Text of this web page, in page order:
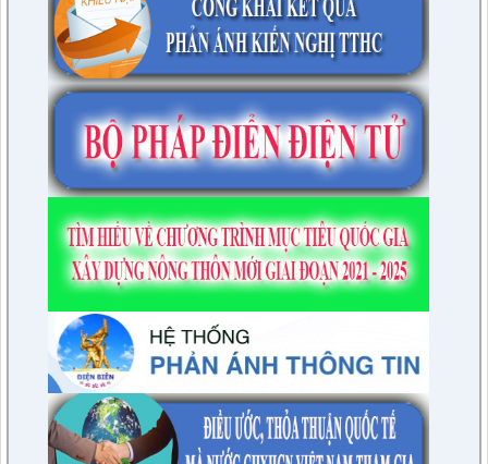
Đề xuất chuyên đề giám sát năm 2024
lượt xem: 3925 | lượt tải:979
4/CV-BKTXH
Đề xuất nội dung giám sát năm 2024 của TT HĐND huyện
lượt xem: 4941 | lượt tải:1315